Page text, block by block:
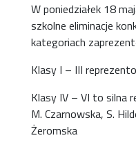
W poniedziałek 18
szkolne eliminacje
kategoriach
Klasy I – III
Klasy IV – VI to silna
M. Czarnowska, S.
Żeromska